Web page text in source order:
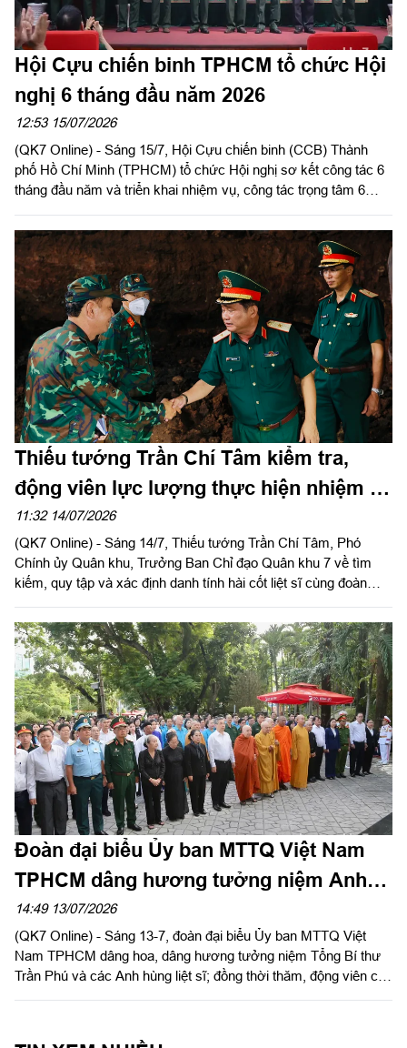
Hội Cựu chiến binh TPHCM tổ chức Hội
nghị 6 tháng đầu năm 2026
12:53 15/07/2026
(QK7 Online) - Sáng 15/7, Hội Cựu chiến binh (CCB) Thành
phố Hồ Chí Minh (TPHCM) tổ chức Hội nghị sơ kết công tác 6
tháng đầu năm và triển khai nhiệm vụ, công tác trọng tâm 6
Chủ tịch Hội CCB Việt Nam, Phó Chủ tịch Ủy ban MTTQ Việt
Nam TPHCM, Chủ tịch Hội CCB TPHCM chủ trì hội nghị.
Thiếu tướng Trần Chí Tâm kiểm tra,
động viên lực lượng thực hiện nhiệm vụ
tại Công viên Lê Thị Riêng
11:32 14/07/2026
(QK7 Online) - Sáng 14/7, Thiếu tướng Trần Chí Tâm, Phó
Chính ủy Quân khu, Trưởng Ban Chỉ đạo Quân khu 7 về tìm
kiếm, quy tập và xác định danh tính hài cốt liệt sĩ cùng đoàn
Công viên Lê Thị Riêng.
Đoàn đại biểu Ủy ban MTTQ Việt Nam
TPHCM dâng hương tưởng niệm Anh
hùng liệt sĩ
14:49 13/07/2026
(QK7 Online) - Sáng 13-7, đoàn đại biểu Ủy ban MTTQ Việt
Nam TPHCM dâng hoa, dâng hương tưởng niệm Tổng Bí thư
Trần Phú và các Anh hùng liệt sĩ; đồng thời thăm, động viên các